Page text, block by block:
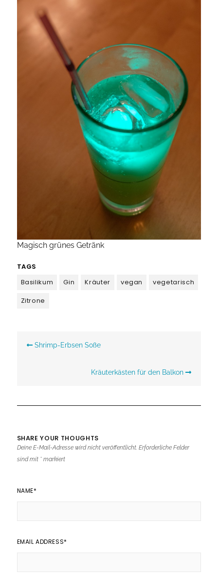
Magisch grünes Getränk
TAGS
Basilikum
Gin Kräuter vegan
vegetarisch
Zitrone
Shrimp-Erbsen Soße
Kräuterkästen für den Balkon
SHARE YOUR THOUGHTS
Deine E-Mail-Adresse wird nicht veröffentlicht. Erforderliche Felder
sind mit *markiert
NAME*
EMAIL ADDRESS*